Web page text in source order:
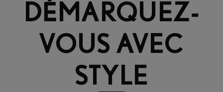
DÉMARQUEZ-
VOUS AVEC
STYLE